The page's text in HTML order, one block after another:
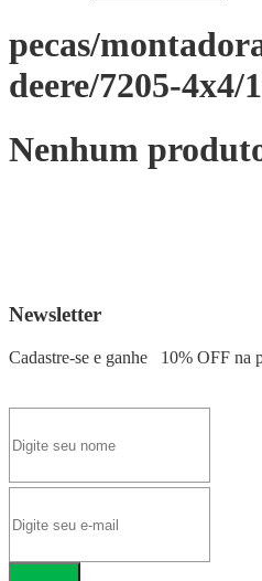
pecas/
deere/7205-4x4/
Nenhum
Newsletter
Cadastre-se e ganhe 10% OFF na